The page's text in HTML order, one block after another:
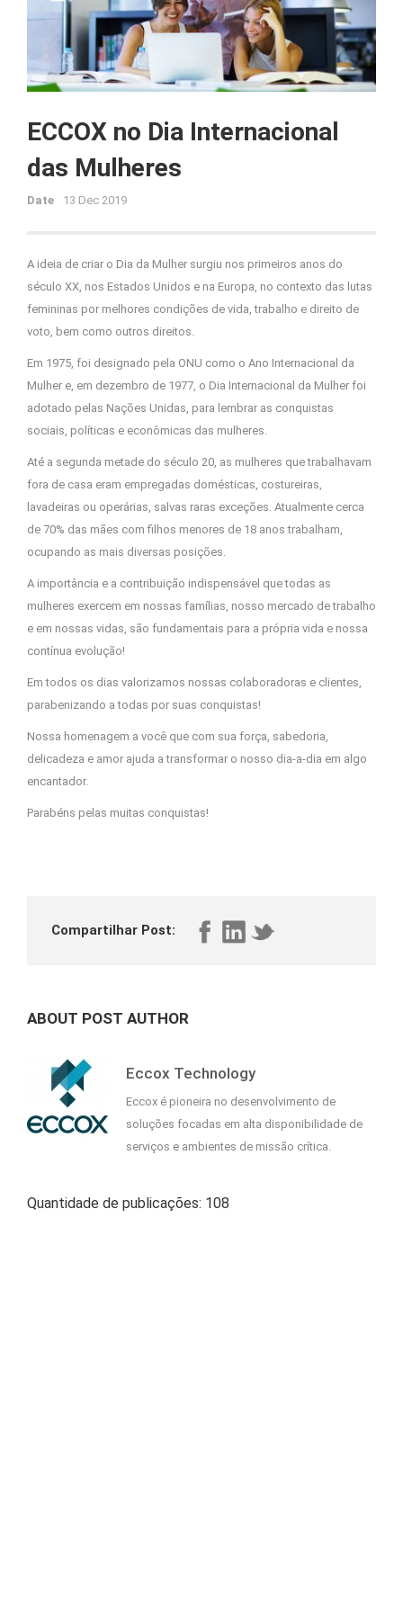
ECCOX no Dia Internacional
das Mulheres
Date 13 Dec 2019
A ideia de criar o Dia da Mulher surgiu nos primeiros anos do
século XX, nos Estados Unidos e na Europa, no contexto das lutas
femininas por melhores condições de vida, trabalho e direito de
voto, bem como outros direitos.
Em 1975, foi designado pela ONU como o Ano Internacional da
Mulher e, em dezembro de 1977, o Dia Internacional da Mulher foi
adotado pelas Nações Unidas, para lembrar as conquistas
sociais, políticas e econômicas das mulheres.
Até a segunda metade do século 20, as mulheres que trabalhavam
fora de casa eram empregadas domésticas, costureiras,
lavadeiras ou operárias, salvas raras exceções. Atualmente cerca
de 70% das mães com filhos menores de 18 anos trabalham,
ocupando as mais diversas posições.
A importância e a contribuição indispensável que todas as
mulheres exercem em nossas famílias, nosso mercado de trabalho
e em nossas vidas, são fundamentais para a própria vida e nossa
contínua evolução!
Em todos os dias valorizamos nossas colaboradoras e clientes,
parabenizando a todas por suas conquistas!
Nossa homenagem a você que com sua força, sabedoria,
delicadeza e amor ajuda a transformar o nosso dia-a-dia em algo
encantador.
Parabéns pelas muitas conquistas!
Compartilhar Post:
ABOUT POST AUTHOR
Eccox Technology
Eccox é pioneira no desenvolvimento de
soluções focadas em alta disponibilidade de
serviços e ambientes de missão crítica.
Quantidade de publicações: 108